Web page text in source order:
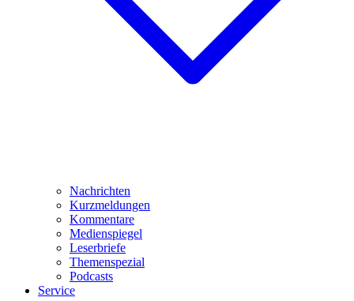
Nachrichten
Kurzmeldungen
Kommentare
Medienspiegel
Leserbriefe
Themenspezial
Podcasts
Service